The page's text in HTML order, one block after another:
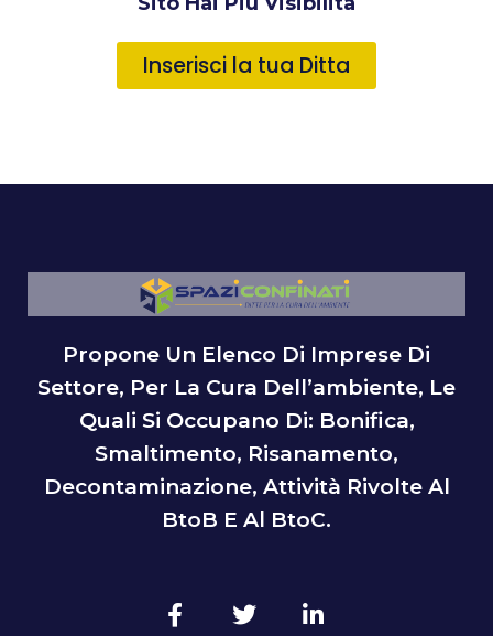
Inserisci la tua Ditta
Propone Un Elenco Di Imprese Di
Settore, Per La Cura Dell’ambiente, Le
Quali Si Occupano Di: Bonifica,
Smaltimento, Risanamento,
Decontaminazione, Attività Rivolte Al
BtoB E Al BtoC.